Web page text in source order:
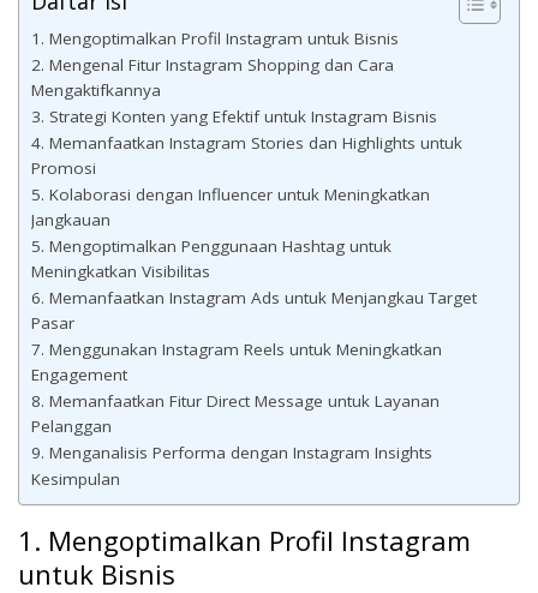
1. Mengoptimalkan Profil Instagram untuk Bisnis
2. Mengenal Fitur Instagram Shopping dan Cara
Mengaktifkannya
3. Strategi Konten yang Efektif untuk Instagram Bisnis
4. Memanfaatkan Instagram Stories dan Highlights untuk
Promosi
5. Kolaborasi dengan Influencer untuk Meningkatkan
Jangkauan
5. Mengoptimalkan Penggunaan Hashtag untuk
Meningkatkan Visibilitas
6. Memanfaatkan Instagram Ads untuk Menjangkau Target
Pasar
7. Menggunakan Instagram Reels untuk Meningkatkan
Engagement
8. Memanfaatkan Fitur Direct Message untuk Layanan
Pelanggan
9. Menganalisis Performa dengan Instagram Insights
Kesimpulan
1. Mengoptimalkan Profil Instagram
untuk Bisnis